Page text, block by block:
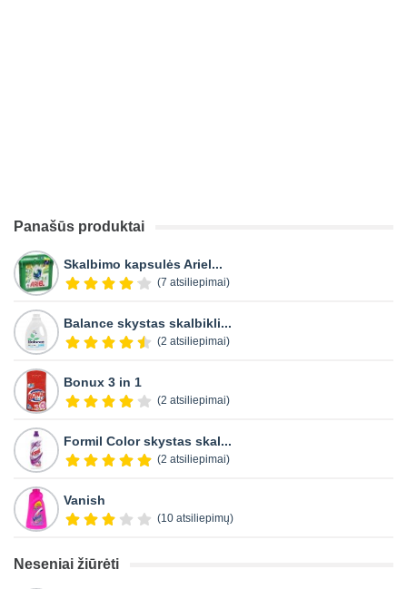
Panašūs produktai
Skalbimo kapsulės Ariel...
(7 atsiliepimai)
Balance skystas skalbikli...
(2 atsiliepimai)
Bonux 3 in 1
(2 atsiliepimai)
Formil Color skystas skal...
(2 atsiliepimai)
Vanish
(10 atsiliepimų)
Neseniai žiūrėti